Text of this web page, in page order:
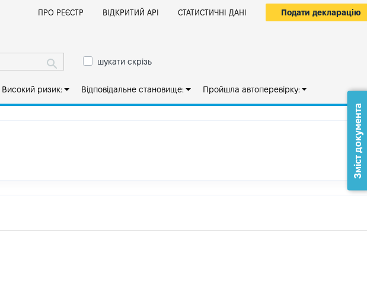
ПРО РЕЄСТР ВІДКРИТИЙ АРІ СТАТИСТИЧНІ ДАНІ Подати декларацію
шукати скрізь
Високий ризик: Відповідальне становище: Пройшла автоперевірку:
Зміст документа